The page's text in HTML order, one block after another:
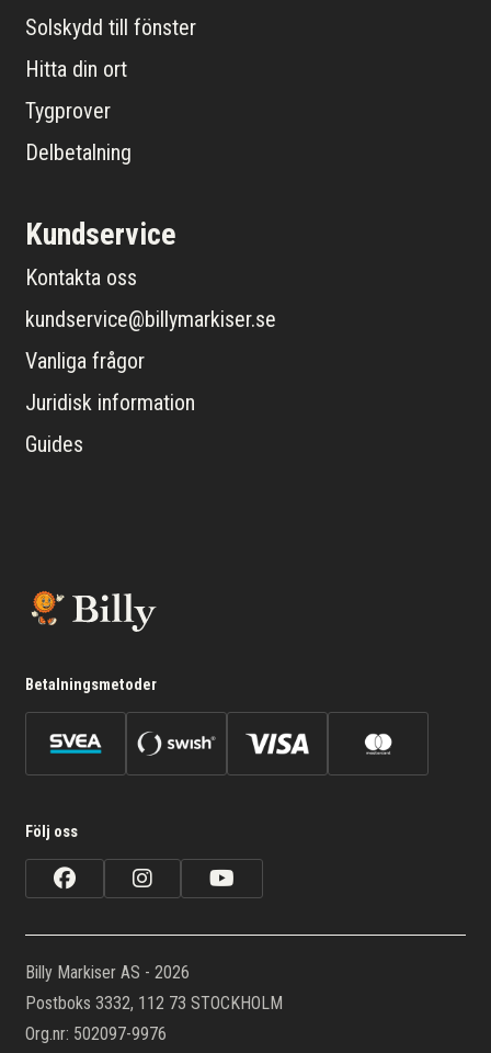
Solskydd till fönster
Hitta din ort
Tygprover
Delbetalning
Kundservice
Kontakta oss
kundservice@billymarkiser.se
Vanliga frågor
Juridisk information
Guides
Betalningsmetoder
Följ oss
Billy Markiser AS - 2026
Postboks 3332, 112 73 STOCKHOLM
Org.nr: 502097-9976